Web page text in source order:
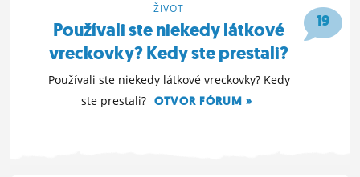
19
ŽIVOT
Používali ste niekedy látkové
vreckovky? Kedy ste prestali?
Používali ste niekedy látkové vreckovky? Kedy
ste prestali? OTVOR FÓRUM »